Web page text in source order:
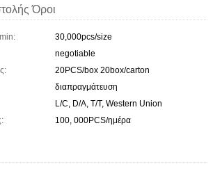
Όροι
30,000pcs/size
negotiable
20PCS/box 20box/carton
διαπραγμάτευση
L/C, D/A, T/T, Western Union
100, 000PCS/ημέρα